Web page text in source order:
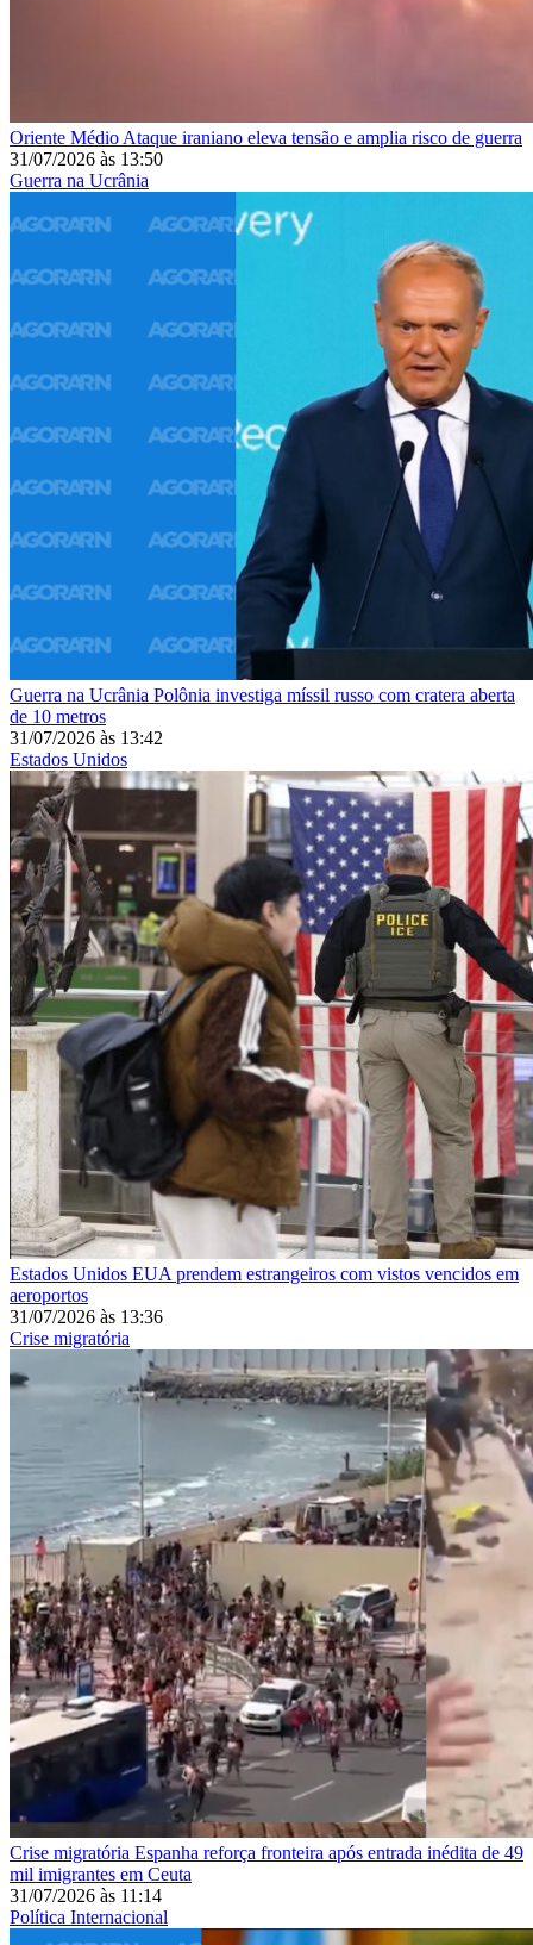
Oriente Médio Ataque iraniano eleva tensão e amplia risco de guerra
31/07/2026 às 13:50
Guerra na Ucrânia
Guerra na Ucrânia Polônia investiga míssil russo com cratera aberta
de 10 metros
31/07/2026 às 13:42
Estados Unidos
Estados Unidos EUA prendem estrangeiros com vistos vencidos em
aeroportos
31/07/2026 às 13:36
Crise migratória
Crise migratória Espanha reforça fronteira após entrada inédita de 49
mil imigrantes em Ceuta
31/07/2026 às 11:14
Política Internacional